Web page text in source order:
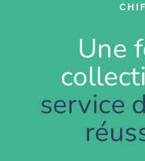
Une
service